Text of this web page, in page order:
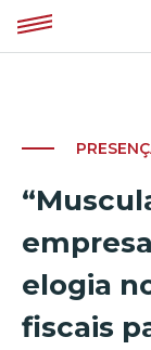
elogia
fiscais